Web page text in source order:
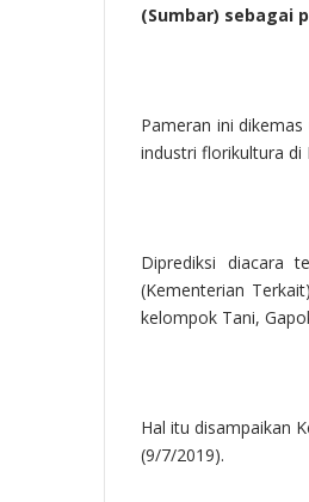
(Sumbar) sebagai
Pameran ini
industri florikultura di
Diprediksi diacara
(Kementerian
kelompok Tani,
Hal itu disampaikan
(9/7/2019).